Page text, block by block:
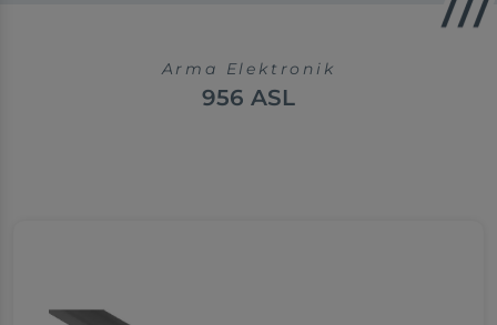
Arma Elektronik
956 ASL